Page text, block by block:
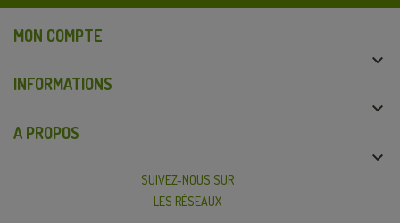
MON COMPTE

INFORMATIONS

A PROPOS

SUIVEZ-NOUS SUR
LES RÉSEAUX